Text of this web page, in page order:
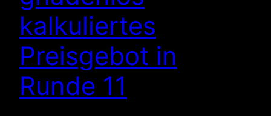
kalkuliertes
Preisgebot in
Runde 11